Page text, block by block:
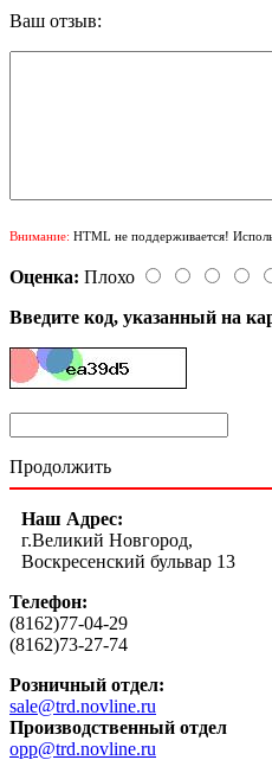
Ваш отзыв:
Внимание: HTML не поддерживается!
Оценка: Плохо
Введите код, указанный на
Продолжить
Наш Адрес:
г.Великий Новгород,
Воскресенский бульвар 13
Телефон:
(8162)77-04-29
(8162)73-27-74
Розничный отдел:
sale@trd.novline.ru
Производственный отдел
opp@trd.novline.ru